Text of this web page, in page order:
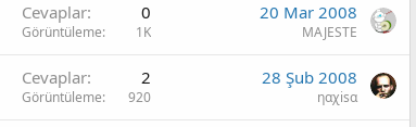
Cevaplar 0
Görüntüleme 1K
20 Mar 2008
MAJESTE
Cevaplar 2
Görüntüleme 920
28 Şub 2008
ηαχiѕα